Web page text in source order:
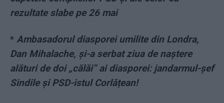
rezultate slabe pe 26 mai
* Ambasadorul diasporei umilite din Londra,
Dan Mihalache, și-a serbat ziua de naștere
alături de doi „călăi” ai diasporei: jandarmul-șef
Sindile și PSD-istul Corlățean!